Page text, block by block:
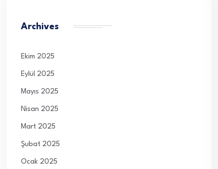
Archives
Ekim 2025
Eylül 2025
Mayıs 2025
Nisan 2025
Mart 2025
Şubat 2025
Ocak 2025